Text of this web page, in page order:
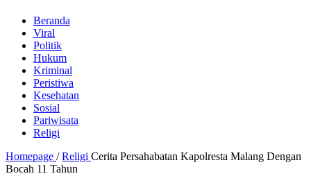
Beranda
Viral
Politik
Hukum
Kriminal
Peristiwa
Kesehatan
Sosial
Pariwisata
Religi
Homepage / Religi Cerita Persahabatan Kapolresta Malang Dengan
Bocah 11 Tahun